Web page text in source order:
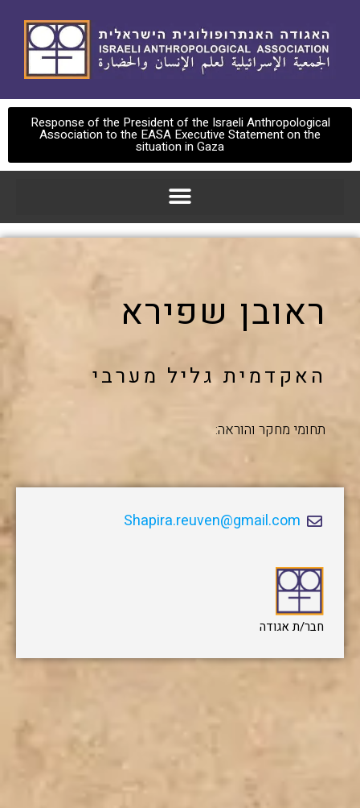
Response of the President of the Israeli Anthropological
Association to the EASA Executive Statement on the
situation in Gaza
ראובן שפירא
האקדמית גליל מערבי
תחומי מחקר והוראה:
Shapira.reuven@gmail.com
חבר/ת אגודה